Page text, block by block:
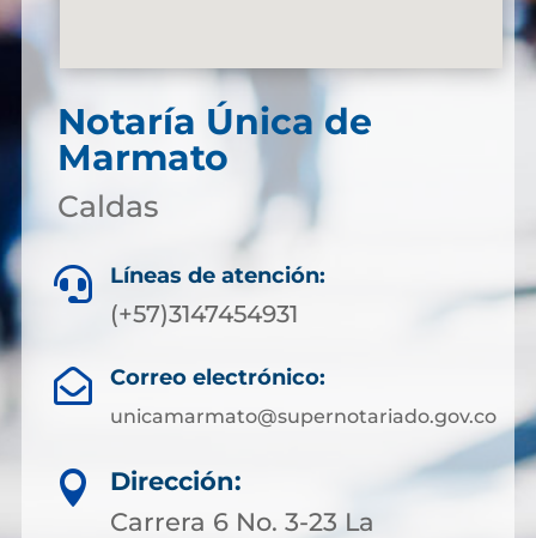
Notaría Única de
Marmato
Caldas
 Líneas de atención:
(+57)3147454931
 Correo electrónico:
unicamarmato@supernotariado.gov.co

Dirección:
Carrera 6 No. 3-23 La